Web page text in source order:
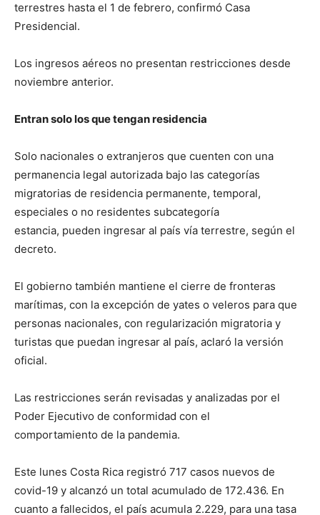
terrestres hasta el 1 de febrero, confirmó Casa
Presidencial.
Los ingresos aéreos no presentan restricciones desde
noviembre anterior.
Entran solo los que tengan residencia
Solo nacionales o extranjeros que cuenten con una
permanencia legal autorizada bajo las categorías
migratorias de residencia permanente, temporal,
especiales o no residentes subcategoría
estancia, pueden ingresar al país vía terrestre, según el
decreto.
El gobierno también mantiene el cierre de fronteras
marítimas, con la excepción de yates o veleros para que
personas nacionales, con regularización migratoria y
turistas que puedan ingresar al país, aclaró la versión
oficial.
Las restricciones serán revisadas y analizadas por el
Poder Ejecutivo de conformidad con el
comportamiento de la pandemia.
Este lunes Costa Rica registró 717 casos nuevos de
covid-19 y alcanzó un total acumulado de 172.436. En
cuanto a fallecidos, el país acumula 2.229, para una tasa